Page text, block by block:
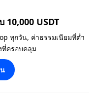
10,000 USDT
ทุกวัน, ค่าธรรมเนียมที่ต่ำ
ที่ครอบคลุม